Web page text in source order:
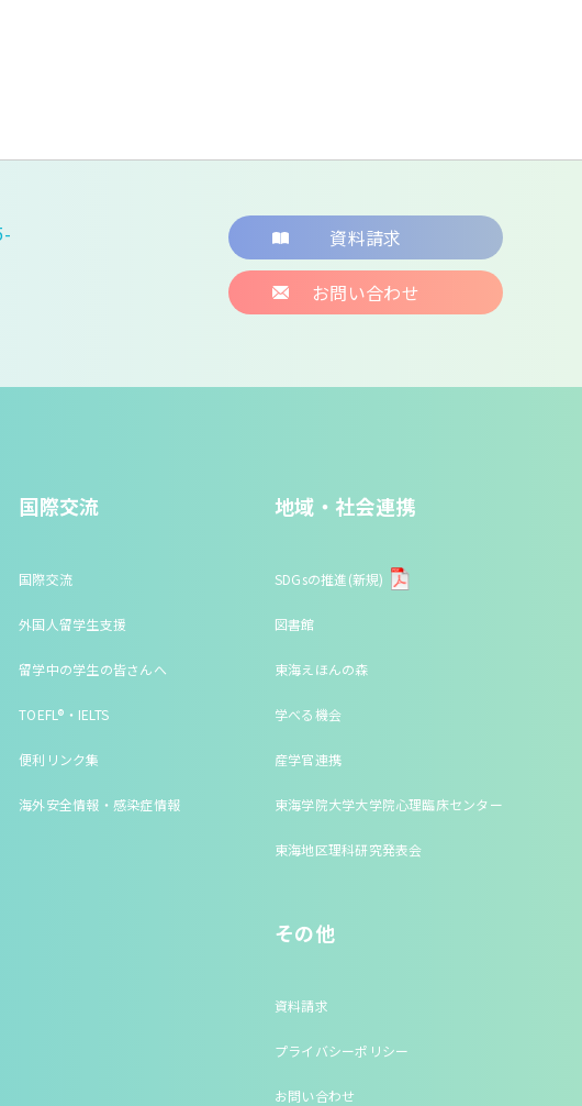
資料請求
お問い合わせ
国際交流
国際交流
外国人留学生支援
留学中の学生の皆さんへ
TOEFL®・IELTS
便利リンク集
海外安全情報・感染症情報
地域・社会連携
SDGsの推進(新規)
図書館
東海えほんの森
学べる機会
産学官連携
東海学院大学大学院心理臨床センター
東海地区理科研究発表会
その他
資料請求
プライバシーポリシー
お問い合わせ